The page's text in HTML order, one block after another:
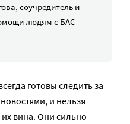
соучредитель и
людям с БАС
готовы следить за
и нельзя
их вина. Они сильно